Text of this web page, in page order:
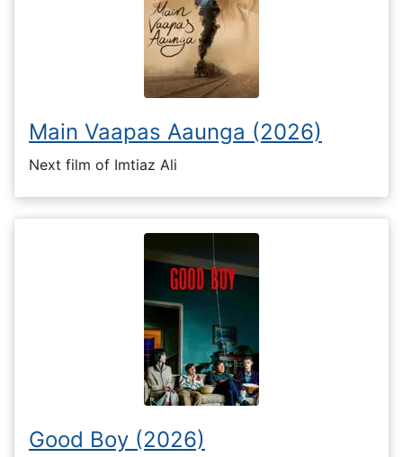
Main Vaapas Aaunga (2026)
Next film of Imtiaz Ali
Good Boy (2026)